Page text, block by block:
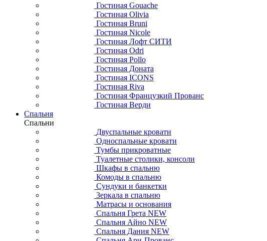
Гостиная Gouache
Гостиная Olivia
Гостиная Bruni
Гостиная Nicole
Гостиная Лофт СИТИ
Гостиная Odri
Гостиная Pollo
Гостиная Доната
Гостиная ICONS
Гостиная Riva
Гостиная Французкий Прованс
Гостиная Верди
Спальня
Спальни
Двуспальные кровати
Односпальные кровати
Тумбы прикроватные
Туалетные столики, консоли
Шкафы в спальню
Комоды в спальню
Сундуки и банкетки
Зеркала в спальню
Матрасы и основания
Спальня Грета NEW
Спальня Айно NEW
Спальня Дания NEW